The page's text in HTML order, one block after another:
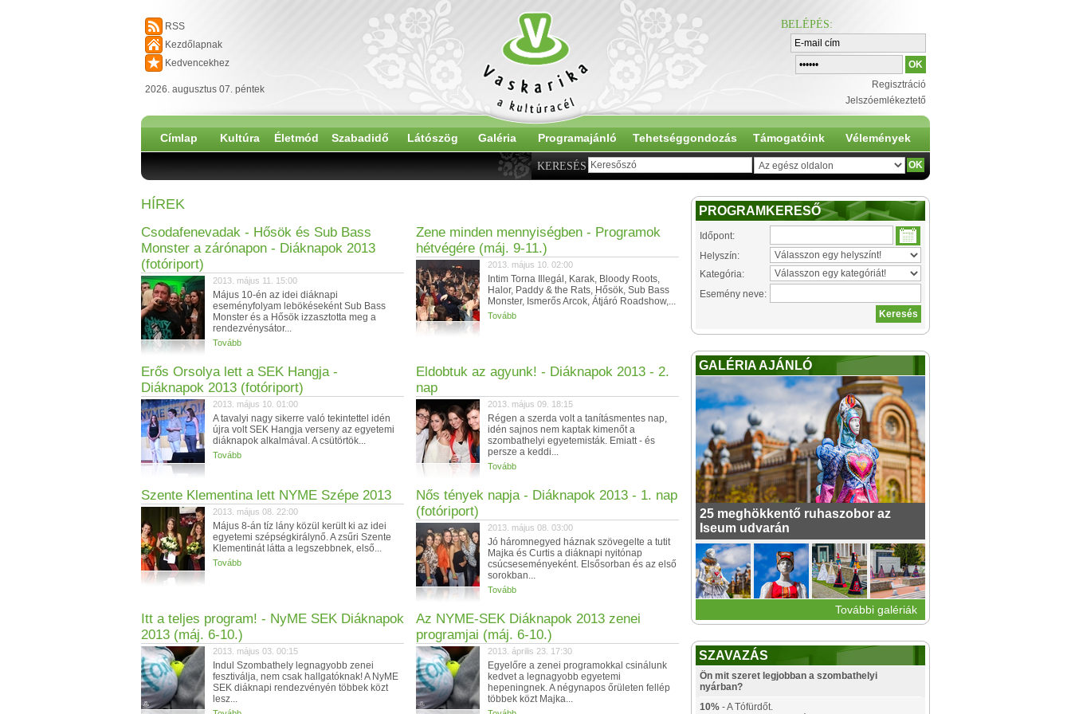
RSS
Kezdőlapnak
Kedvencekhez
2026. augusztus 07. péntek
BELÉPÉS:
Regisztráció
Jelszóemlékeztető
Címlap Kultúra Életmód Szabadidő Látószög Galéria Programajánló Tehetséggondozás Támogatóink Vélemények
KERESÉS
HÍREK
Csodafenevadak - Hősök és Sub Bass
Monster a zárónapon - Diáknapok 2013
(fotóriport)
2013. május 11. 15:00
Május 10-én az idei diáknapi
eseményfolyam lebökéseként Sub Bass
Monster és a Hősök izzasztotta meg a
rendezvénysátor...
Tovább
Zene minden mennyiségben - Programok
hétvégére (máj. 9-11.)
2013. május 10. 02:00
Intim Torna Illegál, Karak, Bloody Roots,
Halor, Paddy & the Rats, Hősök, Sub Bass
Monster, Ismerős Arcok, Átjáró Roadshow,...
Tovább
Erős Orsolya lett a SEK Hangja -
Diáknapok 2013 (fotóriport)
2013. május 10. 01:00
A tavalyi nagy sikerre való tekintettel idén
újra volt SEK Hangja verseny az egyetemi
diáknapok alkalmával. A csütörtök...
Tovább
Eldobtuk az agyunk! - Diáknapok 2013 - 2.
nap
2013. május 09. 18:15
Régen a szerda volt a tanításmentes nap,
idén sajnos nem kaptak kimenőt a
szombathelyi egyetemisták. Emiatt - és
persze a keddi...
Tovább
Szente Klementina lett NYME Szépe 2013
2013. május 08. 22:00
Május 8-án tíz lány közül került ki az idei
egyetemi szépségkirálynő. A zsűri Szente
Klementinát látta a legszebbnek, első...
Tovább
Nős tények napja - Diáknapok 2013 - 1. nap
(fotóriport)
2013. május 08. 03:00
Jó háromnegyed háznak szövegelte a tutit
Majka és Curtis a diáknapi nyitónap
csúcseseményeként. Elsősorban és az első
sorokban...
Tovább
Itt a teljes program! - NyME SEK Diáknapok
2013 (máj. 6-10.)
2013. május 03. 00:15
Indul Szombathely legnagyobb zenei
fesztiválja, nem csak hallgatóknak! A NyME
SEK diáknapi rendezvényén többek közt
lesz...
Az NYME-SEK Diáknapok 2013 zenei
programjai (máj. 6-10.)
2013. április 23. 17:30
Egyelőre a zenei programokkal csinálunk
kedvet a legnagyobb egyetemi
hepeningnek. A négynapos őrületen fellép
többek közt Majka...
PROGRAMKERESŐ
Időpont:
Helyszín:
Kategória:
Esemény neve:
GALÉRIA AJÁNLÓ
25 meghökkentő ruhaszobor az
Iseum udvarán
További galériák
SZAVAZÁS
Ön mit szeret legjobban a szombathelyi
nyárban?
10% - A Tófürdőt.